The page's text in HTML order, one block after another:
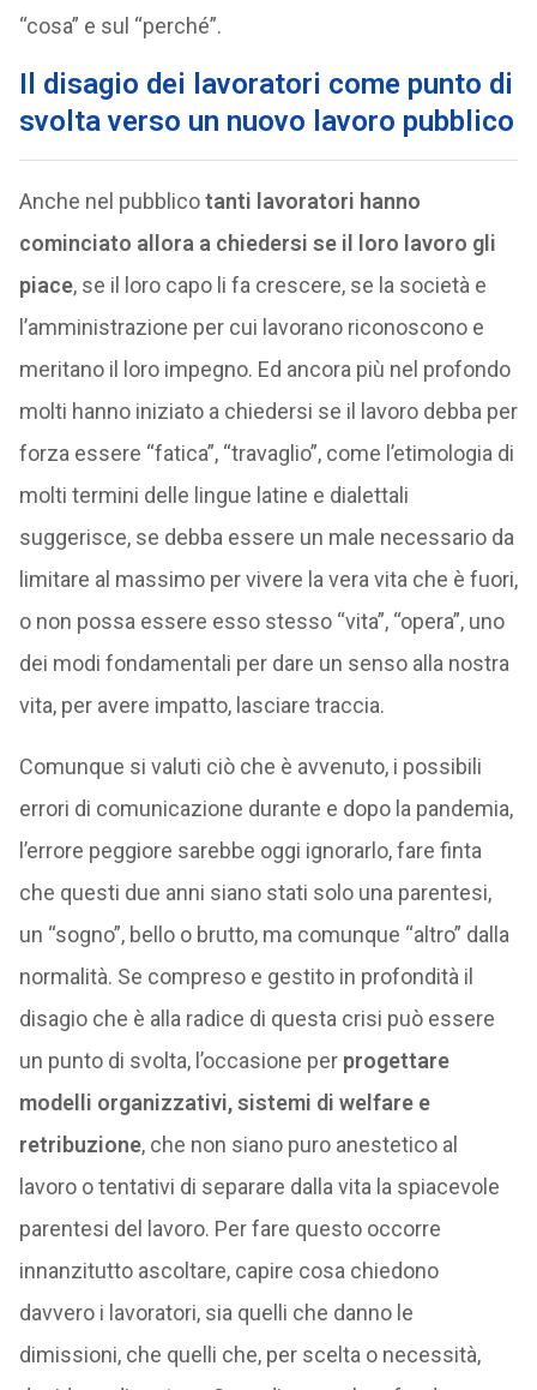
“cosa” e sul “perché”.
Il disagio dei lavoratori come punto di
svolta verso un nuovo lavoro pubblico
Anche nel pubblicotanti lavoratori hanno
cominciato allora a chiedersi se il loro lavoro gli
piace, se il loro capo li fa crescere, se la società e
l’amministrazione per cui lavorano riconoscono e
meritano il loro impegno. Ed ancora più nel profondo
molti hanno iniziato a chiedersi se il lavoro debba per
forza essere “fatica”, “travaglio”, come l’etimologia di
molti termini delle lingue latine e dialettali
suggerisce, se debba essere un male necessario da
limitare al massimo per vivere la vera vita che è fuori,
o non possa essere esso stesso “vita”, “opera”, uno
dei modi fondamentali per dare un senso alla nostra
vita, per avere impatto, lasciare traccia.
Comunque si valuti ciò che è avvenuto, i possibili
errori di comunicazione durante e dopo la pandemia,
l’errore peggiore sarebbe oggi ignorarlo, fare finta
che questi due anni siano stati solo una parentesi,
un “sogno”, bello o brutto, ma comunque “altro” dalla
normalità. Se compreso e gestito in profondità il
disagio che è alla radice di questa crisi può essere
un punto di svolta, l’occasione per progettare
modelli organizzativi, sistemi di welfare e
retribuzione, che non siano puro anestetico al
lavoro o tentativi di separare dalla vita la spiacevole
parentesi del lavoro. Per fare questo occorre
innanzitutto ascoltare, capire cosa chiedono
davvero i lavoratori, sia quelli che danno le
dimissioni, che quelli che, per scelta o necessità,